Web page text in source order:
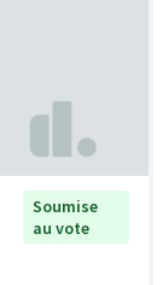
Soumise
au vote